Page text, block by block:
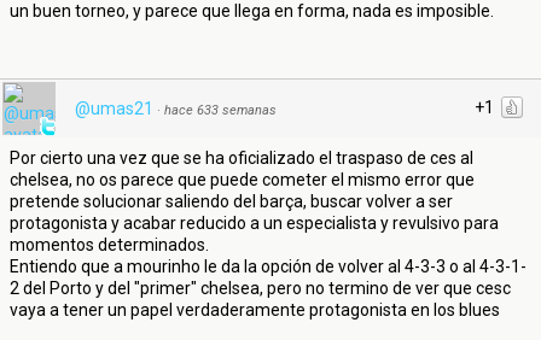
un buen torneo, y parece que llega en forma, nada es imposible.
+1
@umas21 · hace 633 semanas
Por cierto una vez que se ha oficializado el traspaso de ces al
chelsea, no os parece que puede cometer el mismo error que
pretende solucionar saliendo del barça, buscar volver a ser
protagonista y acabar reducido a un especialista y revulsivo para
momentos determinados.
Entiendo que a mourinho le da la opción de volver al 4-3-3 o al 4-3-1-
2 del Porto y del "primer" chelsea, pero no termino de ver que cesc
vaya a tener un papel verdaderamente protagonista en los blues